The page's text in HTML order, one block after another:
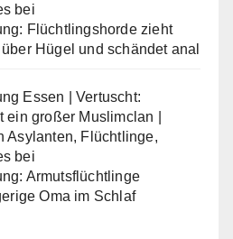
bei
Flüchtlingshorde zieht
Hügel und schändet anal
Essen | Vertuscht:
ein großer Muslimclan |
Asylanten, Flüchtlinge,
bei
Armutsflüchtlinge
Oma im Schlaf